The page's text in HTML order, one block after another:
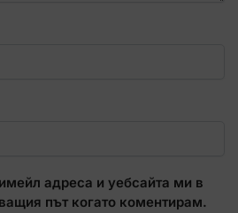
адреса и уебсайта ми в
път когато коментирам.